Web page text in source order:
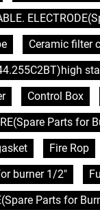
Ceramic filter
Control Box
Parts for
Fire Rop
burner 1/2"
Parts for